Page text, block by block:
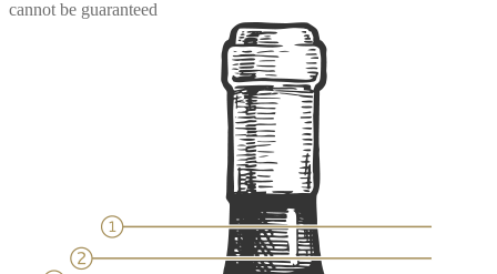
cannot be guaranteed